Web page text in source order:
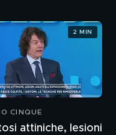
CINQUE
attiniche, lesioni
2 MIN